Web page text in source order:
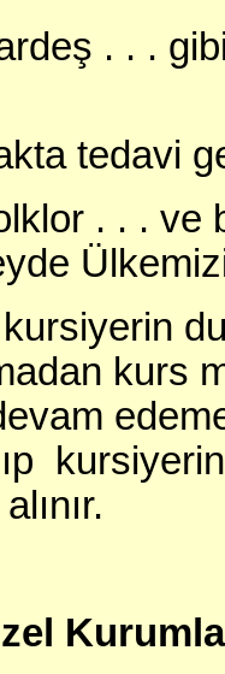
. . . gibi
tedavi
. . . ve
kurs